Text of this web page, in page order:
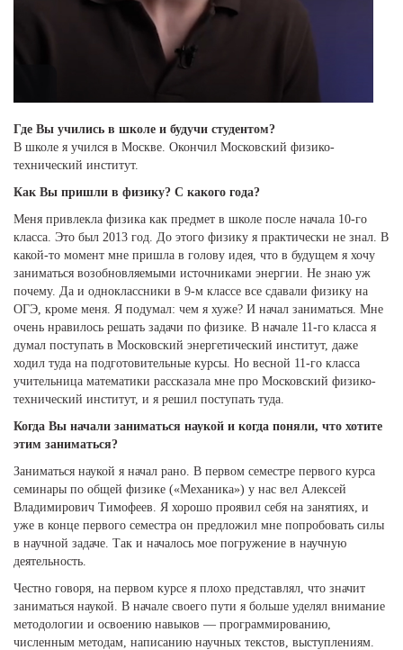
Где Вы учились в школе и будучи студентом?
В школе я учился в Москве. Окончил Московский физико-
технический институт.
Как Вы пришли в физику? С какого года?
Меня привлекла физика как предмет в школе после начала 10-го
класса. Это был 2013 год. До этого физику я практически не знал. В
какой-то момент мне пришла в голову идея, что в будущем я хочу
заниматься возобновляемыми источниками энергии. Не знаю уж
почему. Да и одноклассники в 9-м классе все сдавали физику на
ОГЭ, кроме меня. Я подумал: чем я хуже? И начал заниматься. Мне
очень нравилось решать задачи по физике. В начале 11-го класса я
думал поступать в Московский энергетический институт, даже
ходил туда на подготовительные курсы. Но весной 11-го класса
учительница математики рассказала мне про Московский физико-
технический институт, и я решил поступать туда.
Когда Вы начали заниматься наукой и когда поняли, что хотите
этим заниматься?
Заниматься наукой я начал рано. В первом семестре первого курса
семинары по общей физике («Механика») у нас вел Алексей
Владимирович Тимофеев. Я хорошо проявил себя на занятиях, и
уже в конце первого семестра он предложил мне попробовать силы
в научной задаче. Так и началось мое погружение в научную
деятельность.
Честно говоря, на первом курсе я плохо представлял, что значит
заниматься наукой. В начале своего пути я больше уделял внимание
методологии и освоению навыков — программированию,
численным методам, написанию научных текстов, выступлениям.